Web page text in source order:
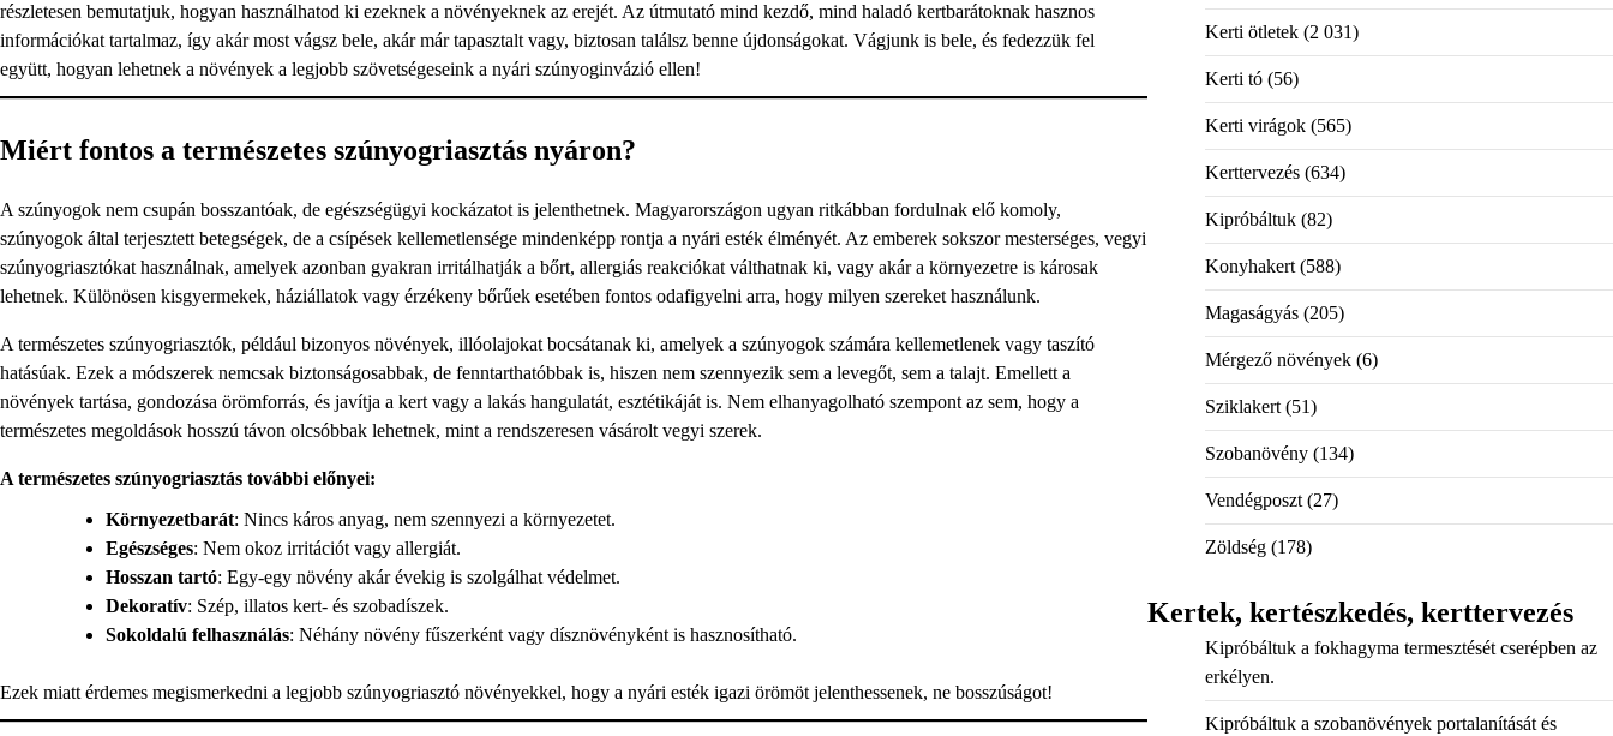
részletesen bemutatjuk, hogyan használhatod ki ezeknek a növényeknek az erejét. Az útmutató mind kezdő, mind haladó kertbarátoknak hasznos
információkat tartalmaz, így akár most vágsz bele, akár már tapasztalt vagy, biztosan találsz benne újdonságokat. Vágjunk is bele, és fedezzük fel
együtt, hogyan lehetnek a növények a legjobb szövetségeseink a nyári szúnyoginvázió ellen!
Miért fontos a természetes szúnyogriasztás nyáron?
A szúnyogok nem csupán bosszantóak, de egészségügyi kockázatot is jelenthetnek. Magyarországon ugyan ritkábban fordulnak elő komoly,
szúnyogok által terjesztett betegségek, de a csípések kellemetlensége mindenképp rontja a nyári esték élményét. Az emberek sokszor mesterséges, vegyi
szúnyogriasztókat használnak, amelyek azonban gyakran irritálhatják a bőrt, allergiás reakciókat válthatnak ki, vagy akár a környezetre is károsak
lehetnek. Különösen kisgyermekek, háziállatok vagy érzékeny bőrűek esetében fontos odafigyelni arra, hogy milyen szereket használunk.
A természetes szúnyogriasztók, például bizonyos növények, illóolajokat bocsátanak ki, amelyek a szúnyogok számára kellemetlenek vagy taszító
hatásúak. Ezek a módszerek nemcsak biztonságosabbak, de fenntarthatóbbak is, hiszen nem szennyezik sem a levegőt, sem a talajt. Emellett a
növények tartása, gondozása örömforrás, és javítja a kert vagy a lakás hangulatát, esztétikáját is. Nem elhanyagolható szempont az sem, hogy a
természetes megoldások hosszú távon olcsóbbak lehetnek, mint a rendszeresen vásárolt vegyi szerek.
A természetes szúnyogriasztás további előnyei:
Környezetbarát: Nincs káros anyag, nem szennyezi a környezetet.
Egészséges: Nem okoz irritációt vagy allergiát.
Hosszan tartó: Egy-egy növény akár évekig is szolgálhat védelmet.
Dekoratív: Szép, illatos kert- és szobadíszek.
Sokoldalú felhasználás: Néhány növény fűszerként vagy dísznövényként is hasznosítható.
Ezek miatt érdemes megismerkedni a legjobb szúnyogriasztó növényekkel, hogy a nyári esték igazi örömöt jelenthessenek, ne bosszúságot!
Kerti ötletek(2 031)
Kerti tó(56)
Kerti virágok(565)
Kerttervezés(634)
Kipróbáltuk(82)
Konyhakert(588)
Magaságyás(205)
Mérgező növények(6)
Sziklakert(51)
Szobanövény(134)
Vendégposzt(27)
Zöldség(178)
Kertek, kertészkedés, kerttervezés
Kipróbáltuk a fokhagyma termesztését cserépben az
erkélyen.
Kipróbáltuk a szobanövények portalanítását és